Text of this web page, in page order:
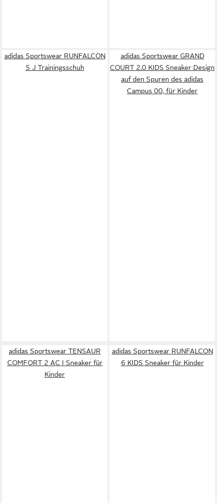
adidas Sportswear RUNFALCON
5 J Trainingsschuh
adidas Sportswear GRAND
COURT 2.0 KIDS Sneaker Design
auf den Spuren des adidas
Campus 00, für Kinder
adidas Sportswear TENSAUR
COMFORT 2 AC I Sneaker für
Kinder
adidas Sportswear RUNFALCON
6 KIDS Sneaker für Kinder